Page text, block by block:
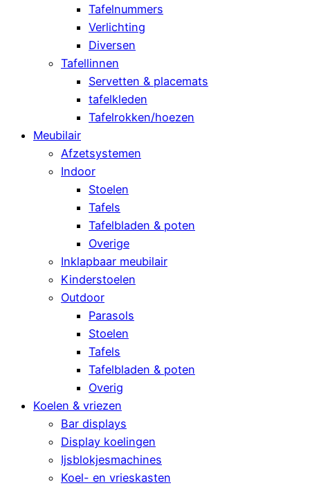
Tafelnummers
Verlichting
Diversen
Tafellinnen
Servetten & placemats
tafelkleden
Tafelrokken/hoezen
Meubilair
Afzetsystemen
Indoor
Stoelen
Tafels
Tafelbladen & poten
Overige
Inklapbaar meubilair
Kinderstoelen
Outdoor
Parasols
Stoelen
Tafels
Tafelbladen & poten
Overig
Koelen & vriezen
Bar displays
Display koelingen
Ijsblokjesmachines
Koel- en vrieskasten